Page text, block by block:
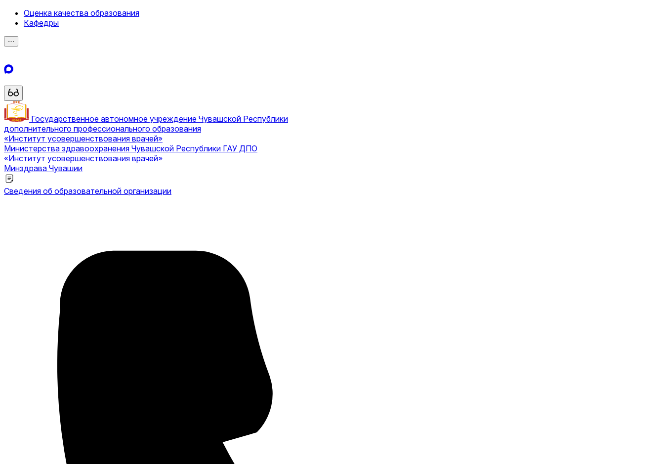
Оценка качества образования
Кафедры
⋯
Государственное автономное учреждение Чувашской Республики
дополнительного профессионального образования
«Институт усовершенствования врачей»
Министерства здравоохранения Чувашской Республики ГАУ ДПО
«Институт усовершенствования врачей»
Минздрава Чувашии
Сведения об образовательной организации